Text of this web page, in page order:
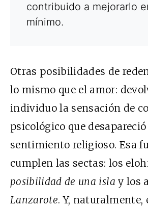
contribuido a mejorarlo
mínimo.
Otras posibilidades de
lo mismo que el amor:
individuo la sensación de
psicológico que
sentimiento religioso. Esa
cumplen las sectas: los
posibilidad de una isla y los
Lanzarote. Y, naturalmente,